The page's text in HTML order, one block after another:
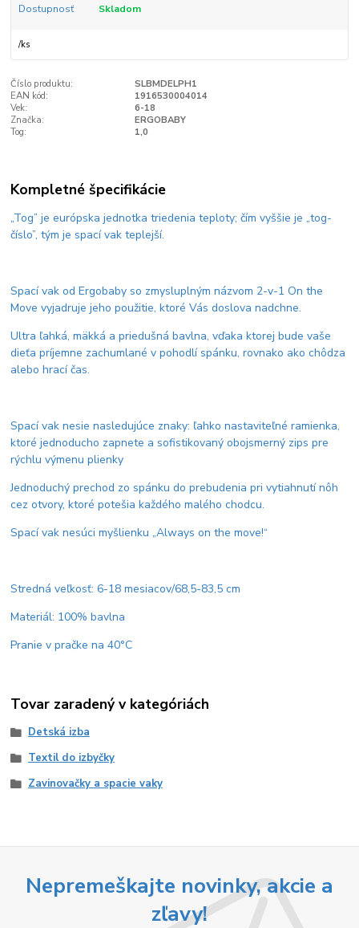
Dostupnosť Skladom
/ks
Číslo produktu:
SLBMDELPH1
EAN kód:
1916530004014
Vek:
6-18
Značka:
ERGOBABY
Tog:
1,0
Kompletné špecifikácie
„Tog” je európska jednotka triedenia teploty; čím vyššie je „tog-
číslo”, tým je spací vak teplejší.
Spací vak od Ergobaby so zmysluplným názvom 2-v-1 On the
Move vyjadruje jeho použitie, ktoré Vás doslova nadchne.
Ultra ľahká, mäkká a priedušná bavlna, vďaka ktorej bude vaše
dieťa príjemne zachumlané v pohodlí spánku, rovnako ako chôdza
alebo hrací čas.
Spací vak nesie nasledujúce znaky: ľahko nastaviteľné ramienka,
ktoré jednoducho zapnete a sofistikovaný obojsmerný zips pre
rýchlu výmenu plienky
Jednoduchý prechod zo spánku do prebudenia pri vytiahnutí nôh
cez otvory, ktoré potešia každého malého chodcu.
Spací vak nesúci myšlienku „Always on the move!“
Stredná veľkosť: 6-18 mesiacov/68,5-83,5 cm
Materiál: 100% bavlna
Pranie v pračke na 40°C
Tovar zaradený v kategóriách
Detská izba
Textil do izbyčky
Zavinovačky a spacie vaky
Nepremeškajte novinky, akcie a
zľavy!